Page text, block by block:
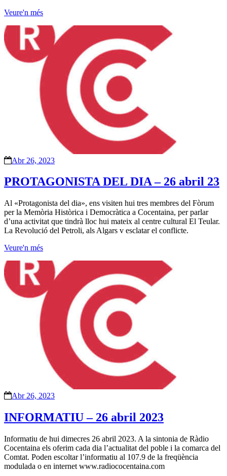
Veure'n més
Abr 26, 2023
PROTAGONISTA DEL DIA – 26 abril 23
Al «Protagonista del dia», ens visiten hui tres membres del Fòrum
per la Memòria Històrica i Democràtica a Cocentaina, per parlar
d’una activitat que tindrà lloc hui mateix al centre cultural El Teular.
La Revolució del Petroli, als Algars v esclatar el conflicte.
Veure'n més
Abr 26, 2023
INFORMATIU – 26 abril 2023
Informatiu de hui dimecres 26 abril 2023. A la sintonia de Ràdio
Cocentaina els oferim cada dia l’actualitat del poble i la comarca del
Comtat. Poden escoltar l’informatiu al 107.9 de la freqüència
modulada o en internet www.radiococentaina.com